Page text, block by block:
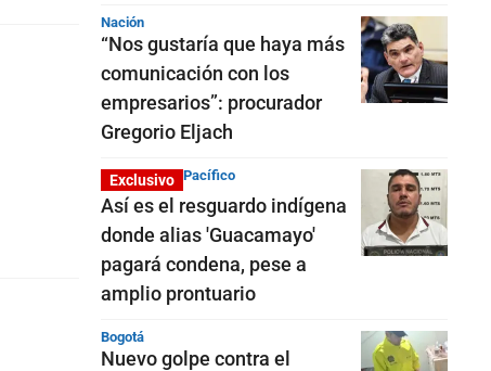
Nación
“Nos gustaría que haya más
comunicación con los
empresarios”: procurador
Gregorio Eljach
Exclusivo Pacífico
Así es el resguardo indígena
donde alias 'Guacamayo'
pagará condena, pese a
amplio prontuario
Bogotá
Nuevo golpe contra el